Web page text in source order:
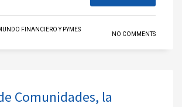
FINANCIERO Y PYMES
NO COMMENTS
Comunidades, la